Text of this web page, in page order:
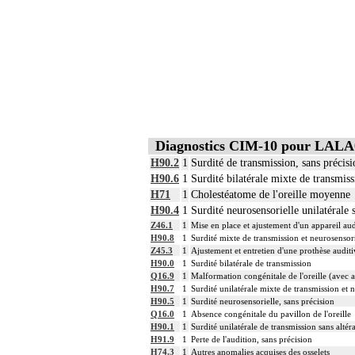
11
- exérèse de fragment osseux, sans
- exérèse de lésion osseuse de
- résection osseuse unicorticale :
11
Toute arthrotomie inclut
11
L'ostéosynthèse d'une fracture inclut
11
La réduction d'une luxation, par
11
L'ostéotomie inclut l'ostéosynthèse.
11
La reconstruction osseuse ou
11
L'évacuation de collection articulaire
Diagnostics CIM-10 pour
H90.2 1 Surdité de transmission, sans
H90.6 1 Surdité bilatérale mixte de
H71
1 Cholestéatome de l'oreille moyenne
H90.4 1 Surdité neurosensorielle
Z46.1 1 Mise en place et ajustement d'un appareil
H90.8
1 Surdité mixte de transmission et
Z45.3
1
Ajustement et entretien d'une prothèse
H90.0
1 Surdité bilatérale de transmission
Q16.9
1 Malformation congénitale de l'oreille (avec
H90.7
1 Surdité unilatérale mixte de transmission et
H90.5
1 Surdité neurosensorielle, sans précision
Q16.0
1
Absence congénitale du pavillon de l'oreille
H90.1
1 Surdité unilatérale de transmission sans
H91.9
1 Perte de l'audition, sans précision
H74.3
1
Autres anomalies acquises des osselets